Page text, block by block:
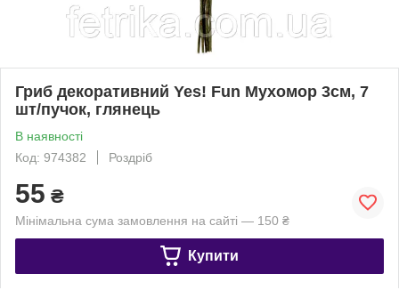
Гриб декоративний Yes! Fun Мухомор 3см, 7
шт/пучок, глянець
В наявності
Код: 974382
Роздріб
55 ₴
Мінімальна сума замовлення на сайті — 150 ₴
Купити